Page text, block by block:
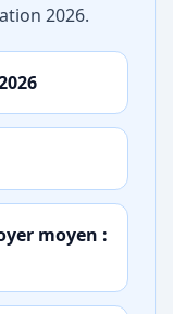
2026.
moyen :